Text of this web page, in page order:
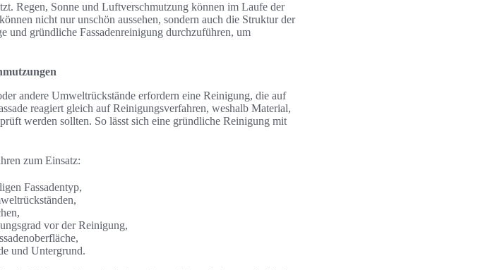
Regen, Sonne und Luftverschmutzung können im Laufe der
nicht nur unschön aussehen, sondern auch die Struktur der
und gründliche Fassadenreinigung durchzuführen, um
andere Umweltrückstände erfordern eine Reinigung, die auf
reagiert gleich auf Reinigungsverfahren, weshalb Material,
werden sollten. So lässt sich eine gründliche Reinigung mit
zum Einsatz:
Fassadentyp,
vor der Reinigung,
und Untergrund.